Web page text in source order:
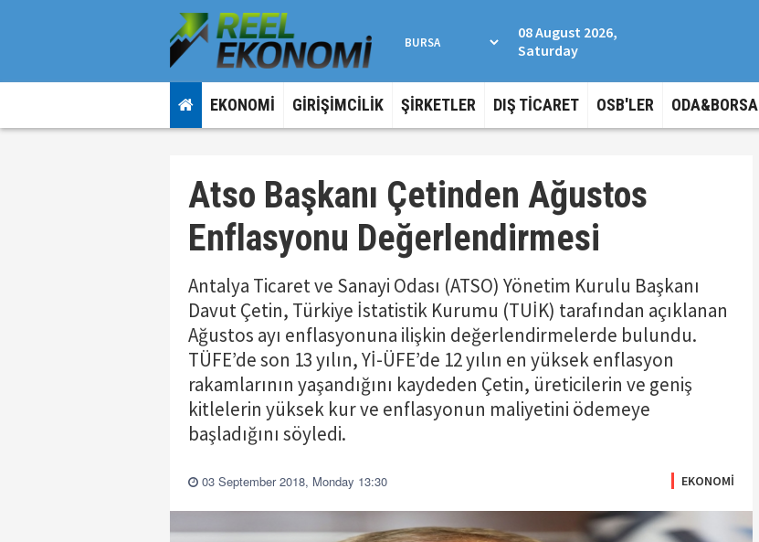
08 August 2026,
Saturday
EKONOMİ GİRİŞİMCİLİK ŞİRKETLER DIŞ TİCARET OSB'LER ODA&BORSA
Atso Başkanı Çetinden Ağustos
Enflasyonu Değerlendirmesi
Antalya Ticaret ve Sanayi Odası (ATSO) Yönetim Kurulu Başkanı
Davut Çetin, Türkiye İstatistik Kurumu (TUİK) tarafından açıklanan
Ağustos ayı enflasyonuna ilişkin değerlendirmelerde bulundu.
TÜFE’de son 13 yılın, Yİ-ÜFE’de 12 yılın en yüksek enflasyon
rakamlarının yaşandığını kaydeden Çetin, üreticilerin ve geniş
kitlelerin yüksek kur ve enflasyonun maliyetini ödemeye
başladığını söyledi.
03 September 2018, Monday 13:30 EKONOMİ